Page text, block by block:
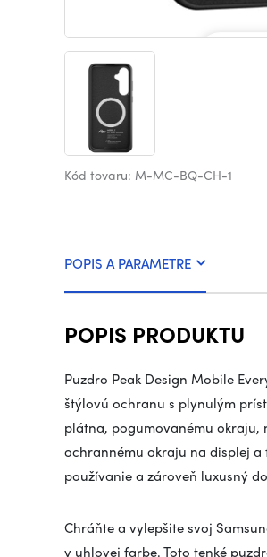
Kód tovaru: M-MC-BQ-CH-1
POPIS A PARAMETRE
POPIS PRODUKTU
Puzdro Peak Design Mobile
štýlovú ochranu s plynulým
plátna, pogumovanému okraju,
ochrannému okraju na displej
používanie a zároveň luxusný
Chráňte a vylepšite svoj
v uhlovej farbe. Toto tenké